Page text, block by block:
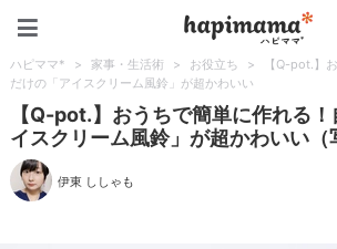
ハピママ* > 家事・生活術 > お役立ち >
【Q-pot.】
だけの「アイスクリーム風鈴」が超かわいい
【Q-pot.】おうちで簡単に作れる
イスクリーム風鈴」が超かわいい（
伊東 ししゃも